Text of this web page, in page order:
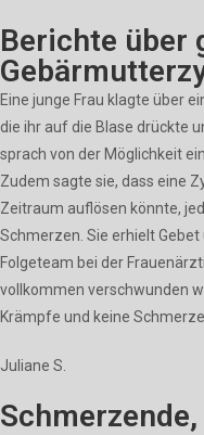
Berichte über
Eine junge Frau klagte über
die ihr auf die Blase drückte
sprach von der Möglichkeit
Zudem sagte sie, dass eine
Zeitraum auflösen könnte,
Schmerzen. Sie erhielt
Folgeteam bei der
vollkommen verschwunden
Krämpfe und keine
Juliane S.